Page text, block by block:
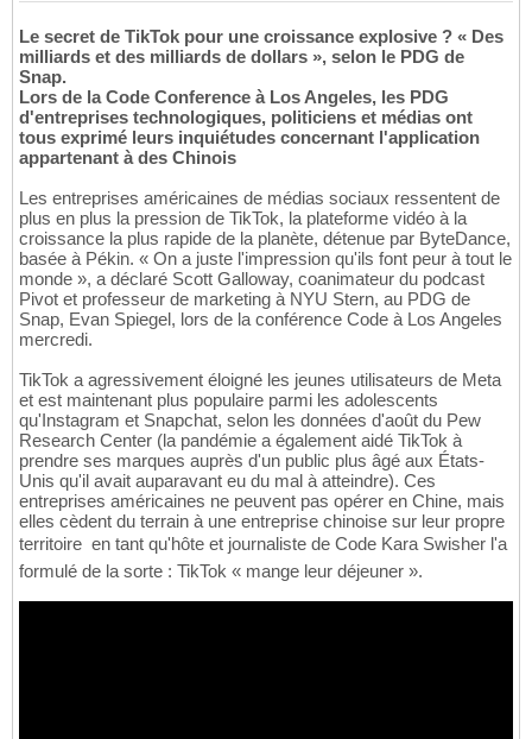
Le secret de TikTok pour une croissance explosive ? « Des
milliards et des milliards de dollars », selon le PDG de
Snap.
Lors de la Code Conference à Los Angeles, les PDG
d'entreprises technologiques, politiciens et médias ont
tous exprimé leurs inquiétudes concernant l'application
appartenant à des Chinois
Les entreprises américaines de médias sociaux ressentent de
plus en plus la pression de TikTok, la plateforme vidéo à la
croissance la plus rapide de la planète, détenue par ByteDance,
basée à Pékin. « On a juste l'impression qu'ils font peur à tout le
monde », a déclaré Scott Galloway, coanimateur du podcast
Pivot et professeur de marketing à NYU Stern, au PDG de
Snap, Evan Spiegel, lors de la conférence Code à Los Angeles
mercredi.
TikTok a agressivement éloigné les jeunes utilisateurs de Meta
et est maintenant plus populaire parmi les adolescents
qu'Instagram et Snapchat, selon les données d'août du Pew
Research Center (la pandémie a également aidé TikTok à
prendre ses marques auprès d'un public plus âgé aux États-
Unis qu'il avait auparavant eu du mal à atteindre). Ces
entreprises américaines ne peuvent pas opérer en Chine, mais
elles cèdent du terrain à une entreprise chinoise sur leur propre
territoire  en tant qu'hôte et journaliste de Code Kara Swisher l'a
formulé de la sorte : TikTok « mange leur déjeuner ».